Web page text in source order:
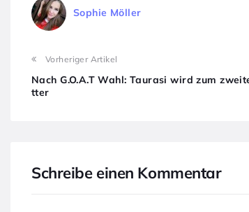
Sophie Möller
Vorheriger Artikel
Nach G.O.A.T Wahl: Taurasi wird zum
tter
Schreibe einen Kommentar